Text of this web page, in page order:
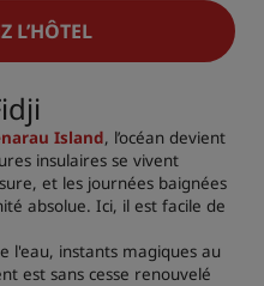
L’HÔTEL
Island, l’océan devient
insulaires se vivent
et les journées baignées
absolue. Ici, il est facile de
l'eau, instants magiques au
est sans cesse renouvelé